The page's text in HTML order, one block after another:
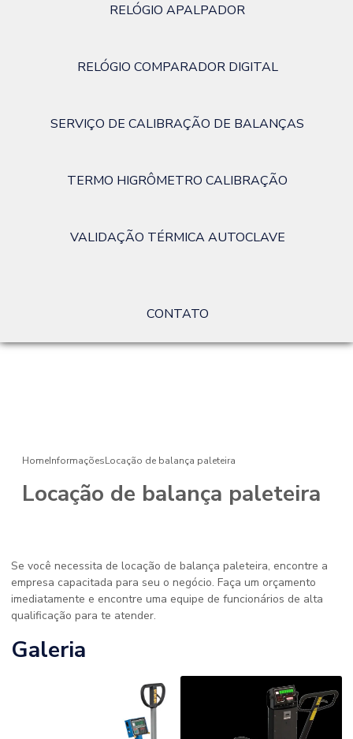
RELÓGIO APALPADOR
RELÓGIO COMPARADOR DIGITAL
SERVIÇO DE CALIBRAÇÃO DE BALANÇAS
TERMO HIGRÔMETRO CALIBRAÇÃO
VALIDAÇÃO TÉRMICA AUTOCLAVE
CONTATO
HomeInformaçõesLocação de balança paleteira
Locação de balança paleteira
Se você necessita de locação de balança paleteira, encontre a
empresa capacitada para seu o negócio. Faça um orçamento
imediatamente e encontre uma equipe de funcionários de alta
qualificação para te atender.
Galeria